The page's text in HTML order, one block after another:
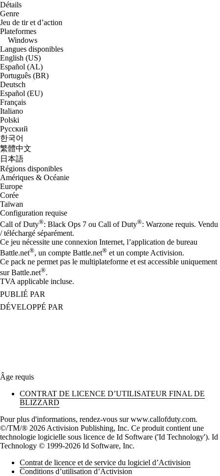
Détails
Genre
Jeu de tir et d’action
Plateformes
Windows
Langues disponibles
English (US)
Español (AL)
Português (BR)
Deutsch
Español (EU)
Français
Italiano
Polski
Русский
한국어
繁體中文
日本語
Régions disponibles
Amériques & Océanie
Europe
Corée
Taïwan
Configuration requise
Call of Duty®: Black Ops 7 ou Call of Duty®: Warzone requis. Vendu
/ téléchargé séparément.
Ce jeu nécessite une connexion Internet, l’application de bureau
Battle.net®, un compte Battle.net® et un compte Activision.
Ce pack ne permet pas le multiplateforme et est accessible uniquement
sur Battle.net®.
TVA applicable incluse.
PUBLIÉ PAR
DÉVELOPPÉ PAR
Âge requis
CONTRAT DE LICENCE D’UTILISATEUR FINAL DE
BLIZZARD
Pour plus d'informations, rendez-vous sur www.callofduty.com.
©/TM/® 2026 Activision Publishing, Inc. Ce produit contient une
technologie logicielle sous licence de Id Software ('Id Technology'). Id
Technology © 1999-2026 Id Software, Inc.
Contrat de licence et de service du logiciel d’Activision
Conditions d’utilisation d’Activision